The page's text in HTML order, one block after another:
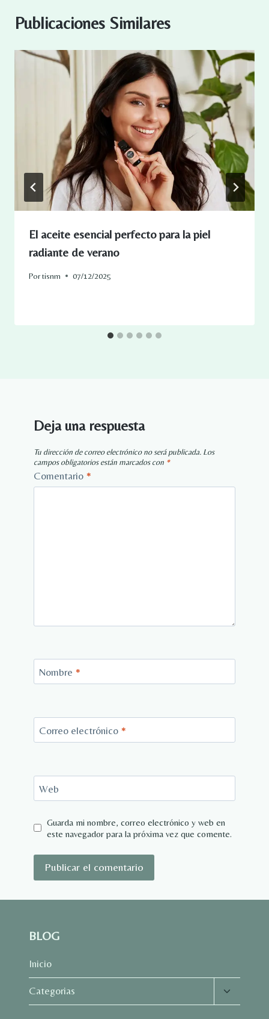
Publicaciones Similares
El aceite esencial perfecto para la piel
radiante de verano
Portisnm 07/12/2025
Deja una respuesta
Tu dirección de correo electrónico no será publicada. Los
campos obligatorios están marcados con *
Comentario *
Nombre *
Correo electrónico *
Web
Guarda mi nombre, correo electrónico y web en
este navegador para la próxima vez que comente.
BLOG
Inicio
Categorias
Alternar
menú